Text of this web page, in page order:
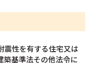
震性を有する住宅又は
築基準法その他法令に